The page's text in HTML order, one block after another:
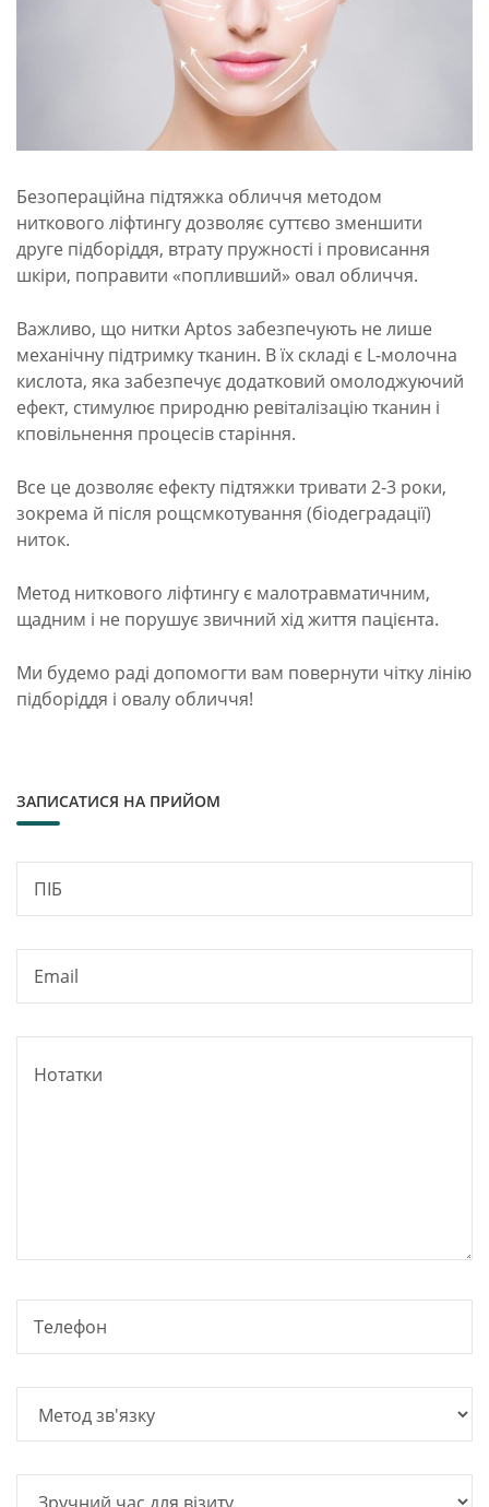
Безопераційна підтяжка обличчя методом
ниткового ліфтингу дозволяє суттєво зменшити
друге підборіддя, втрату пружності і провисання
шкіри, поправити «попливший» овал обличчя.
Важливо, що нитки Аptos забезпечують не лише
механічну підтримку тканин. В їх складі є L-молочна
кислота, яка забезпечує додатковий омолоджуючий
ефект, стимулює природню ревіталізацію тканин і
кповільнення процесів старіння.
Все це дозволяє ефекту підтяжки тривати 2-3 роки,
зокрема й після рощсмкотування (біодеградації)
ниток.
Метод ниткового ліфтингу є малотравматичним,
щадним і не порушує звичний хід життя пацієнта.
Ми будемо раді допомогти вам повернути чітку лінію
підборіддя і овалу обличчя!
ЗАПИСАТИСЯ НА ПРИЙОМ